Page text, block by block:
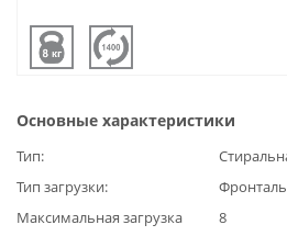
Основные характеристики
Тип
Тип загрузки
Максимальная загрузка
8